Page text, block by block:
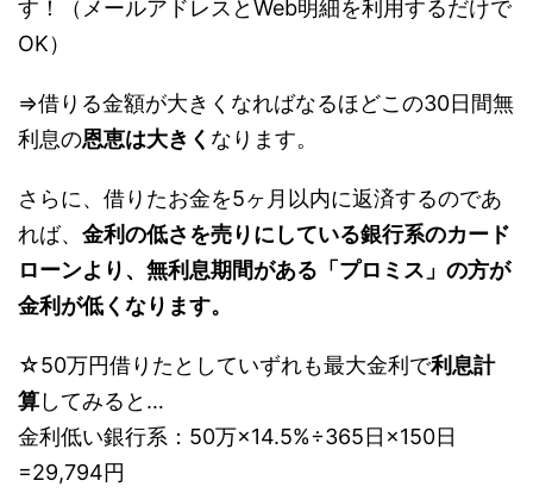
す！
（メールアドレスとWeb明細を利用するだけで
OK）
⇒借りる金額が大きくなればなるほどこの30日間無
利息の恩恵は大きく なります。
さらに、借りたお金を5ヶ月以内に返済するのであ
れば、 金利の低さを売りにしている銀行系のカード
ローンより、無利息期間がある「プロミス」の方が
金利が低くなります。
☆50万円借りたとしていずれも最大金利で利息計
算してみると…
金利低い銀行系：50万×14.5%÷365日×150日
=29,794円